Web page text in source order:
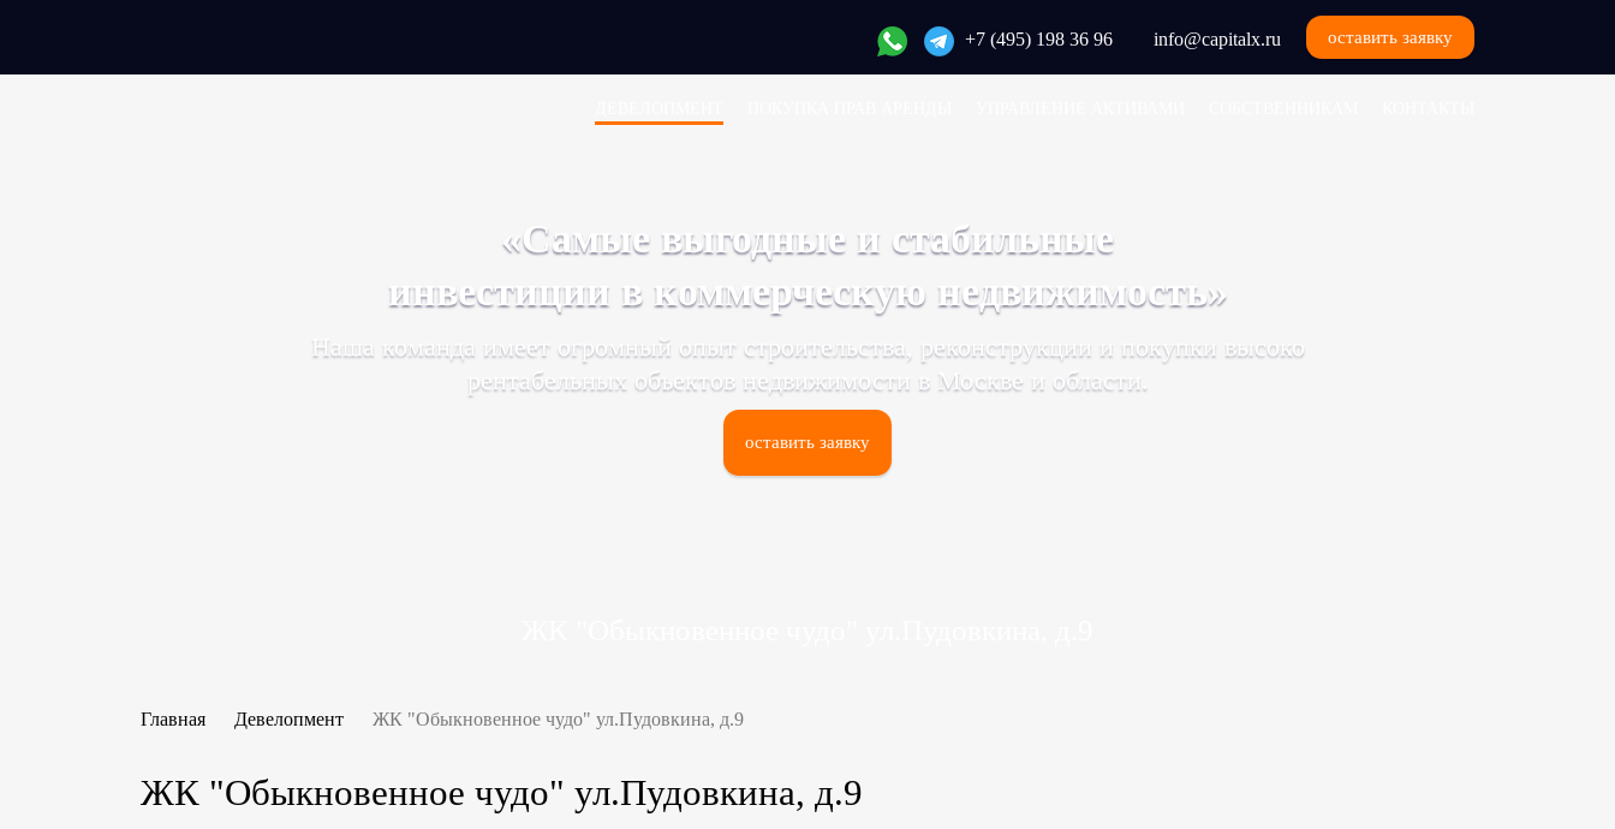
+7 (495) 198 36 96 info@capitalx.ru оставить заявку
«Самые выгодные и стабильные
инвестиции в коммерческую недвижимость»
Наша команда имеет огромный опыт строительства, реконструкции и покупки высоко
рентабельных объектов недвижимости в Москве и области.
оставить заявку
Главная Девелопмент ЖК "Обыкновенное чудо" ул.Пудовкина, д.9
ЖК "Обыкновенное чудо" ул.Пудовкина, д.9